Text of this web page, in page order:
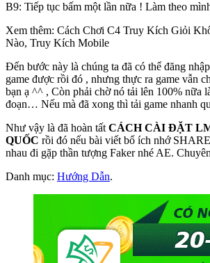
B9: Tiếp tục bấm một lần nữa ! Làm theo
Xem thêm: Cách Chơi C4 Truy Kích Giỏi
Nào, Truy Kích Mobile
Đến bước này là chúng ta đã có thể đăng
game được rồi đó , nhưng thực ra game vẫn
bạn ạ ^^ , Còn phải chờ nó tải lên 100% nữa
đoạn… Nếu mà đã xong thì tải game nhanh
Như vậy là đã hoàn tất CÁCH CÀI ĐẶT
QUỐC rồi đó nếu bài viết bổ ích nhớ
nhau đi gặp thần tượng Faker nhé AE.
Danh mục: Hướng Dẫn.